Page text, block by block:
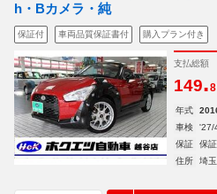
h・Bカメラ・純
保証付 車両品質保証書付 購入プラン付き
支払総額
149.8
年式
車検
'27/
保証
保
住所
埼